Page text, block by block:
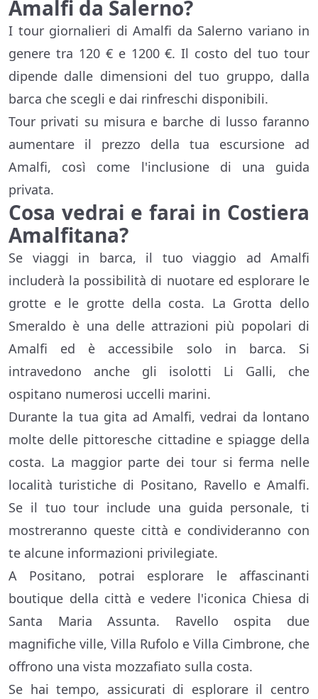
Amalfi da Salerno?
I tour giornalieri di Amalfi da Salerno variano in
genere tra 120 € e 1200 €. Il costo del tuo tour
dipende dalle dimensioni del tuo gruppo, dalla
barca che scegli e dai rinfreschi disponibili.
Tour privati su misura e barche di lusso faranno
aumentare il prezzo della tua escursione ad
Amalfi, così come l'inclusione di una guida
privata.
Cosa vedrai e farai in Costiera
Amalfitana?
Se viaggi in barca, il tuo viaggio ad Amalfi
includerà la possibilità di nuotare ed esplorare le
grotte e le grotte della costa. La Grotta dello
Smeraldo è una delle attrazioni più popolari di
Amalfi ed è accessibile solo in barca. Si
intravedono anche gli isolotti Li Galli, che
ospitano numerosi uccelli marini.
Durante la tua gita ad Amalfi, vedrai da lontano
molte delle pittoresche cittadine e spiagge della
costa. La maggior parte dei tour si ferma nelle
località turistiche di Positano, Ravello e Amalfi.
Se il tuo tour include una guida personale, ti
mostreranno queste città e condivideranno con
te alcune informazioni privilegiate.
A Positano, potrai esplorare le affascinanti
boutique della città e vedere l'iconica Chiesa di
Santa Maria Assunta. Ravello ospita due
magnifiche ville, Villa Rufolo e Villa Cimbrone, che
offrono una vista mozzafiato sulla costa.
Se hai tempo, assicurati di esplorare il centro